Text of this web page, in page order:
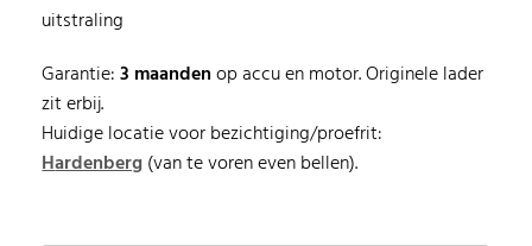
uitstraling
Garantie:3 maandenop accu en motor. Originele lader
zit erbij.
Huidige locatie voor bezichtiging/proefrit:
Hardenberg(van te voren even bellen).